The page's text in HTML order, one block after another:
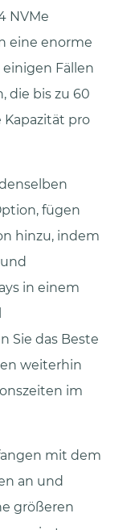
NVMe
eine enorme
Fällen
die bis zu 60
Kapazität pro
fügen
hinzu, indem
in einem
Sie das Beste
weiterhin
im
mit dem
an und
größeren